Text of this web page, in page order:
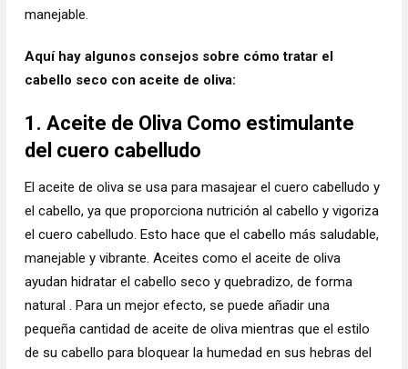
manejable.
Aquí hay algunos consejos sobre cómo tratar el
cabello seco con aceite de oliva:
1. Aceite de Oliva Como estimulante
del cuero cabelludo
El aceite de oliva se usa para masajear el cuero cabelludo y
el cabello, ya que proporciona nutrición al cabello y vigoriza
el cuero cabelludo. Esto hace que el cabello más saludable,
manejable y vibrante. Aceites como el aceite de oliva
ayudan hidratar el cabello seco y quebradizo, de forma
natural . Para un mejor efecto, se puede añadir una
pequeña cantidad de aceite de oliva mientras que el estilo
de su cabello para bloquear la humedad en sus hebras del